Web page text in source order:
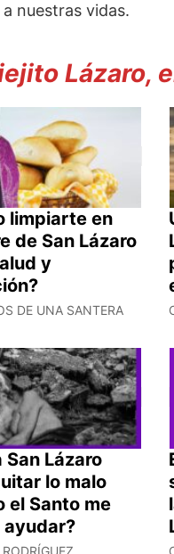
nuestras vidas.
Lázaro,
limpiarte en
de San Lázaro
y
DE UNA SANTERA
San Lázaro
lo malo
el Santo me
ayudar?